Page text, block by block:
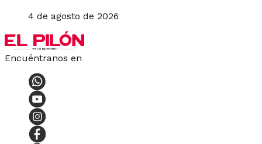
4 de agosto de 2026
Encuéntranos en